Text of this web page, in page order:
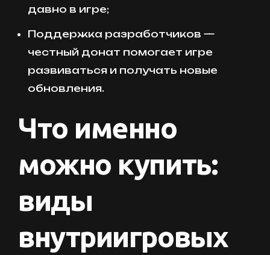
давно в игре;
Поддержка разработчиков —
честный донат помогает игре
развиваться и получать новые
обновления.
Что именно
можно купить:
виды
внутриигровых